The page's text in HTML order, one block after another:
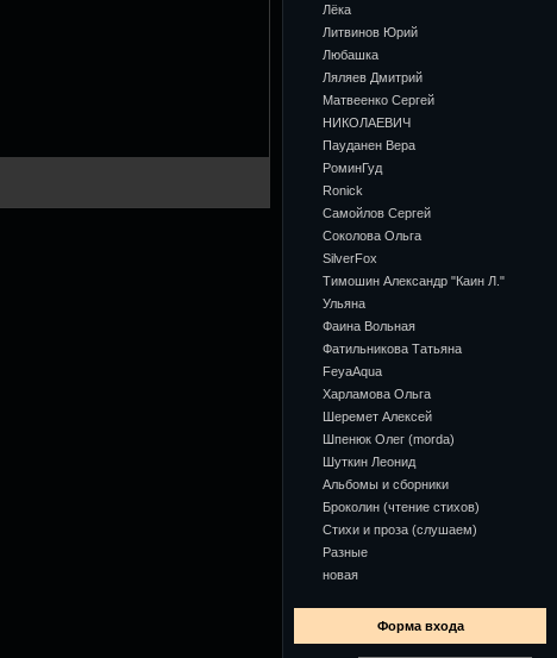
Лёка
Литвинов Юрий
Любашка
Ляляев Дмитрий
Матвеенко Сергей
НИКОЛАЕВИЧ
Пауданен Вера
РоминГуд
Ronick
Самойлов Сергей
Соколова Ольга
SilverFox
Тимошин Александр "Каин Л."
Ульяна
Фаина Вольная
Фатильникова Татьяна
FeyaAqua
Харламова Ольга
Шеремет Алексей
Шпенюк Олег (morda)
Шуткин Леонид
Альбомы и сборники
Броколин (чтение стихов)
Стихи и проза (слушаем)
Разные
новая
Форма входа